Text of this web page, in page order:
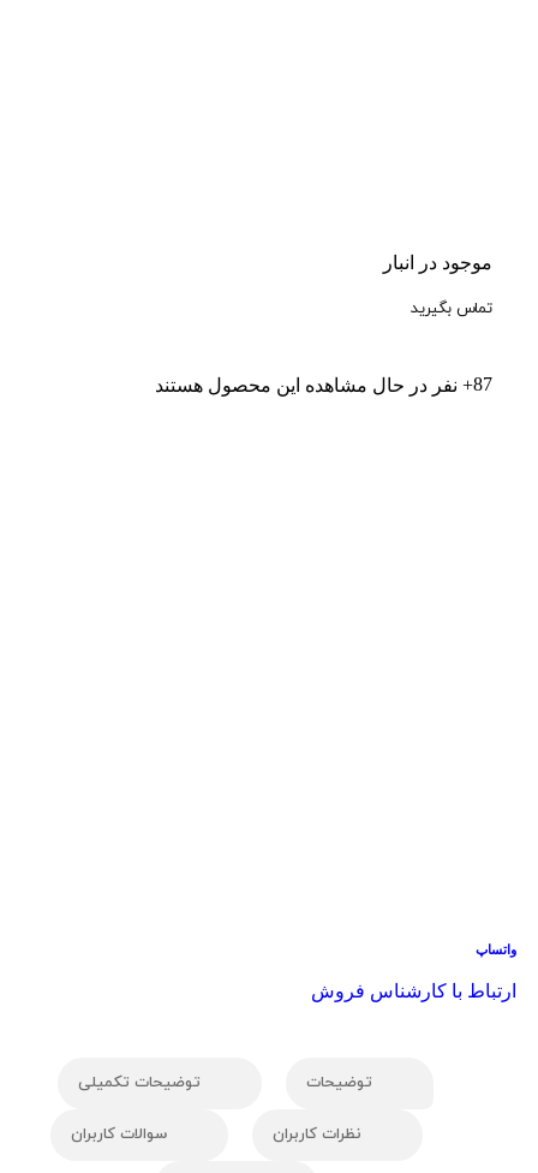
موجود در انبار
تماس بگیرید
87+ نفر در حال مشاهده این محصول هستند
واتساپ
ارتباط با کارشناس فروش
توضیحات توضیحات تکمیلی
نظرات کاربران سوالات کاربران